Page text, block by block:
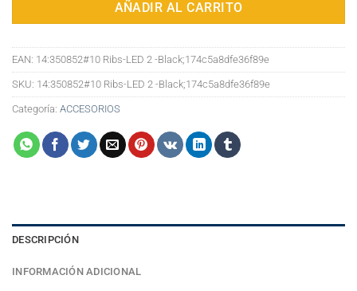
AÑADIR AL CARRITO
EAN: 14:350852#10 Ribs-LED 2 -Black;174c5a8dfe36f89e
SKU: 14:350852#10 Ribs-LED 2 -Black;174c5a8dfe36f89e
Categoría: ACCESORIOS
DESCRIPCIÓN
INFORMACIÓN ADICIONAL